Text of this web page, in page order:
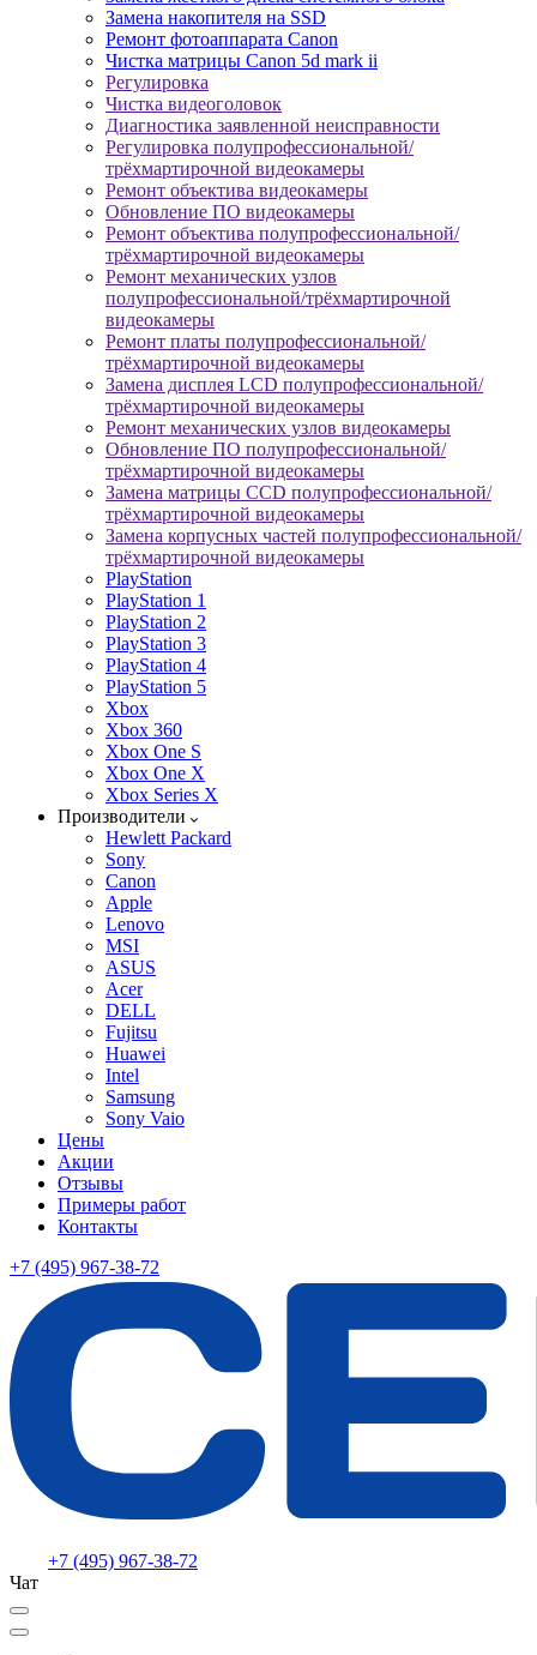
Замена накопителя на SSD
Ремонт фотоаппарата Canon
Чистка матрицы Canon 5d mark ii
Регулировка
Чистка видеоголовок
Диагностика заявленной неисправности
Регулировка полупрофессиональной/
трёхмартирочной видеокамеры
Ремонт объектива видеокамеры
Обновление ПО видеокамеры
Ремонт объектива полупрофессиональной/
трёхмартирочной видеокамеры
Ремонт механических узлов
полупрофессиональной/трёхмартирочной
видеокамеры
Ремонт платы полупрофессиональной/
трёхмартирочной видеокамеры
Замена дисплея LCD полупрофессиональной/
трёхмартирочной видеокамеры
Ремонт механических узлов видеокамеры
Обновление ПО полупрофессиональной/
трёхмартирочной видеокамеры
Замена матрицы CCD полупрофессиональной/
трёхмартирочной видеокамеры
Замена корпусных частей полупрофессиональной/
трёхмартирочной видеокамеры
PlayStation
PlayStation 1
PlayStation 2
PlayStation 3
PlayStation 4
PlayStation 5
Xbox
Xbox 360
Xbox One S
Xbox One X
Xbox Series X
Производители
Hewlett Packard
Sony
Canon
Apple
Lenovo
MSI
ASUS
Acer
DELL
Fujitsu
Huawei
Intel
Samsung
Sony Vaio
Цены
Акции
Отзывы
Примеры работ
Контакты
+7 (495) 967-38-72
+7 (495) 967-38-72
Чат